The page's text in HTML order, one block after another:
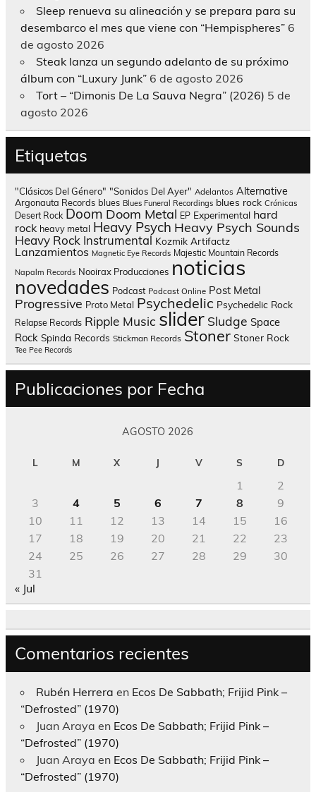
Sleep renueva su alineación y se prepara para su
desembarco el mes que viene con “Hempispheres” 6
de agosto 2026
Steak lanza un segundo adelanto de su próximo
álbum con “Luxury Junk” 6 de agosto 2026
Tort – “Dimonis De La Sauva Negra” (2026) 5 de
agosto 2026
Etiquetas
"Clásicos Del Género" "Sonidos Del Ayer" Adelantos Alternative
Argonauta Records blues Blues Funeral Recordings blues rock Crónicas
Desert Rock Doom Doom Metal EP Experimental hard
rock heavy metal Heavy Psych Heavy Psych Sounds
Heavy Rock Instrumental Kozmik Artifactz
Lanzamientos Magnetic Eye Records Majestic Mountain Records
Napalm Records Nooirax Producciones noticias
novedades Podcast Podcast Online Post Metal
Progressive Proto Metal Psychedelic Psychedelic Rock
Relapse Records Ripple Music slider Sludge Space
Rock Spinda Records Stickman Records Stoner Stoner Rock
Tee Pee Records
Publicaciones por Fecha
AGOSTO 2026
L M X J V S D
1
2
3
4 5 6 7 8
9
10
11 12 13 14 15
16
17
18 19 20 21 22
23
24
25 26 27 28 29
30
31
« Jul
Comentarios recientes
Rubén Herrera en Ecos De Sabbath; Frijid Pink –
“Defrosted” (1970)
Juan Araya en Ecos De Sabbath; Frijid Pink –
“Defrosted” (1970)
Juan Araya en Ecos De Sabbath; Frijid Pink –
“Defrosted” (1970)